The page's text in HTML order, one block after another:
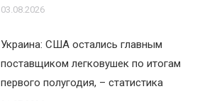
03.08.2026
Украина: США остались главным
поставщиком легковушек по итогам
первого полугодия, – статистика